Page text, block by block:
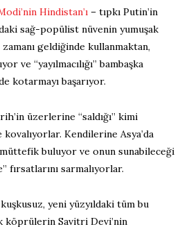
Hindistan’ı – tıpkı Putin’in
sağ-popülist nüvenin yumuşak
zamanı geldiğinde kullanmaktan,
ve “yayılmacılığı” bambaşka
kotarmayı başarıyor.
üzerlerine “saldığı” kimi
Kendilerine Asya’da
buluyor ve onun sunabileceği
fırsatlarını sarmalıyorlar.
yeni yüzyıldaki tüm bu
köprülerin Savitri Devi’nin